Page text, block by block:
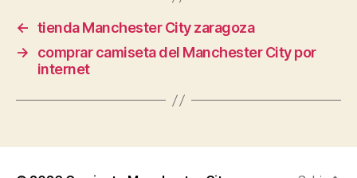
← tienda Manchester City zaragoza
→
comprar camiseta del Manchester City por
internet